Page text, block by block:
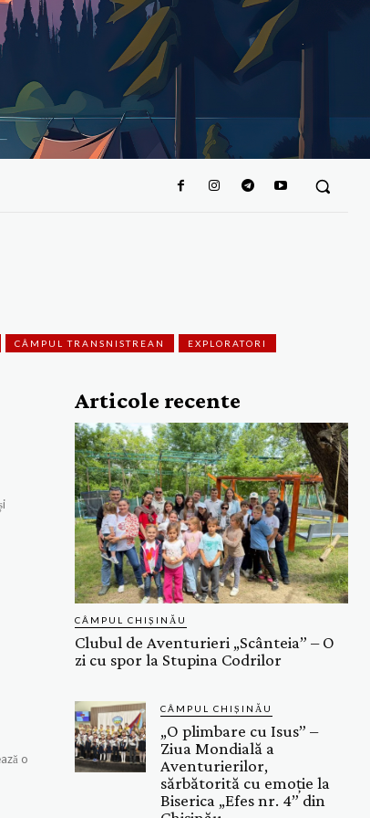
CÂMPUL TRANSNISTREAN EXPLORATORI
Articole recente
CÂMPUL CHIȘINĂU
Clubul de Aventurieri „Scânteia” – O
zi cu spor la Stupina Codrilor
CÂMPUL CHIȘINĂU
„O plimbare cu Isus” –
Ziua Mondială a
Aventurierilor,
sărbătorită cu emoție la
Biserica „Efes nr. 4” din